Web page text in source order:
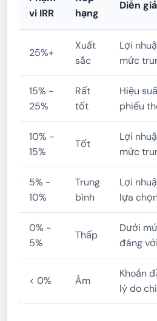
vi IRR
hạng
Diễn
25%+
Xuất
sắc
Lợi
mức
15% -
25%
Rất
tốt
Hiệu
phiếu
10% -
15%
Tốt
Lợi
mức
5% -
10%
Trung
bình
Lợi
lựa
0% -
5%
Thấp
Dưới
đáng
< 0% Âm
Khoản
lý do